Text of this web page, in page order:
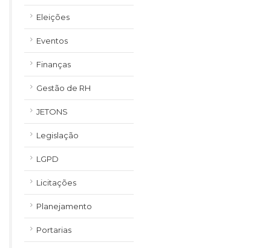
Eleições
Eventos
Finanças
Gestão de RH
JETONS
Legislação
LGPD
Licitações
Planejamento
Portarias